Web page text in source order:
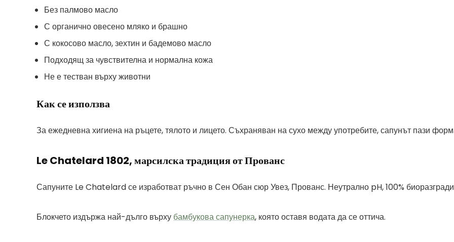
Без палмово масло
С органично овесено мляко и брашно
С кокосово масло, зехтин и бадемово масло
Подходящ за чувствителна и нормална кожа
Не е тестван върху животни
Как се използва
За ежедневна хигиена на ръцете, тялото и лицето. Съхраняван на сухо между употребите, сапунът пази
Le Chatelard 1802, марсилска традиция от Прованс
Сапуните Le Chatelard се изработват ръчно в Сен Обан сюр Увез, Прованс. Неутрално pH, 100%
Блокчето издържа най-дълго върху бамбукова сапунерка, която оставя водата да се оттича.